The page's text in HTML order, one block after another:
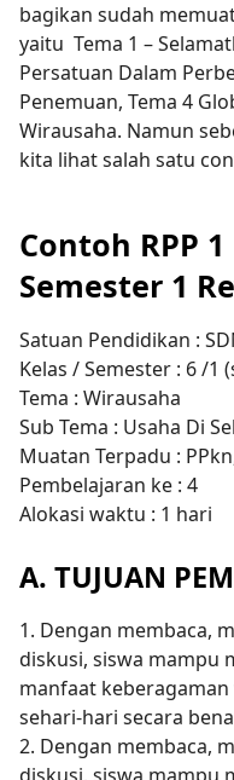
bagikan sudah
yaitu Tema 1 –
Persatuan Dalam
Penemuan, Tema 4
Wirausaha. Namun
kita lihat salah satu
Contoh RPP
Semester 1
Satuan Pendidikan :
Kelas / Semester : 6 /1
Tema : Wirausaha
Sub Tema : Usaha Di
Muatan Terpadu :
Pembelajaran ke : 4
Alokasi waktu : 1 hari
A. TUJUAN
1. Dengan membaca,
diskusi, siswa mampu
manfaat
sehari-hari secara
2. Dengan membaca,